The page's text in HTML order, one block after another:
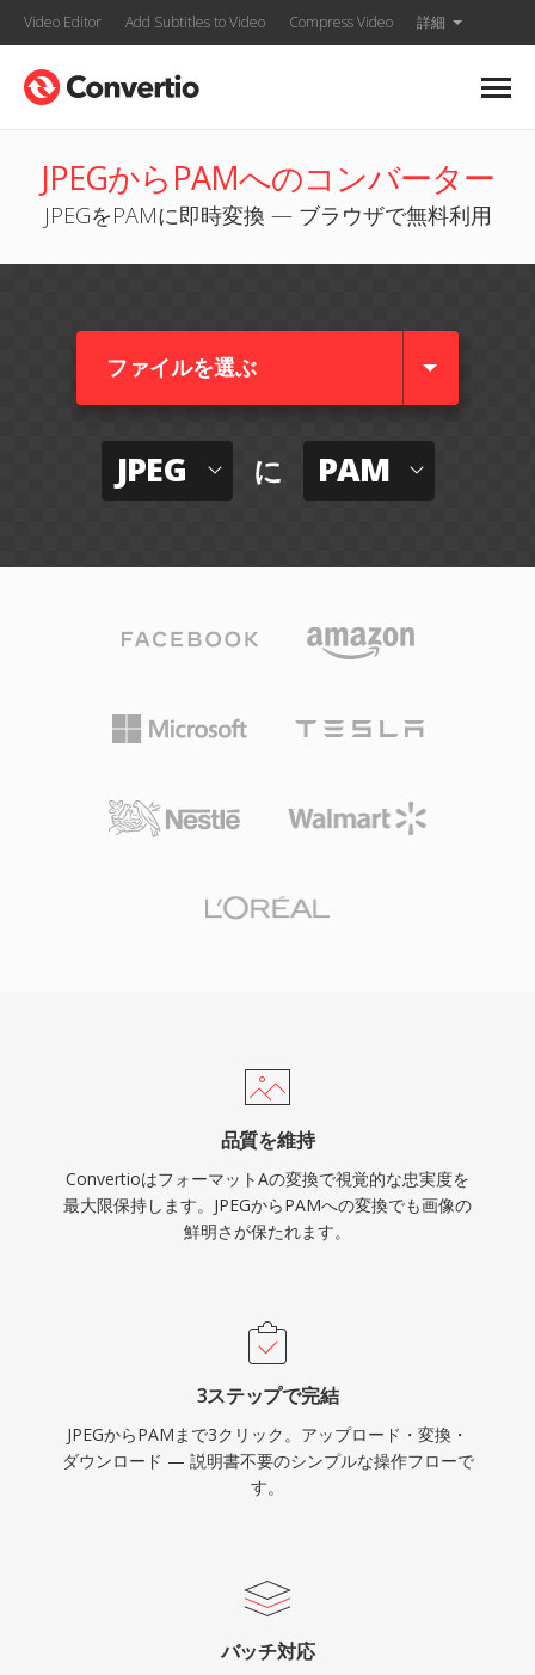
Video Editor Add Subtitles to Video Compress Video 詳細
JPEGからPAMへのコンバーター
JPEGをPAMに即時変換 — ブラウザで無料利用
ファイルを選ぶ
JPEG に PAM
品質を維持
ConvertioはフォーマットAの変換で視覚的な忠実度を
最大限保持します。JPEGからPAMへの変換でも画像の
鮮明さが保たれます。
3ステップで完結
JPEGからPAMまで3クリック。アップロード・変換・
ダウンロード — 説明書不要のシンプルな操作フローで
す。
バッチ対応